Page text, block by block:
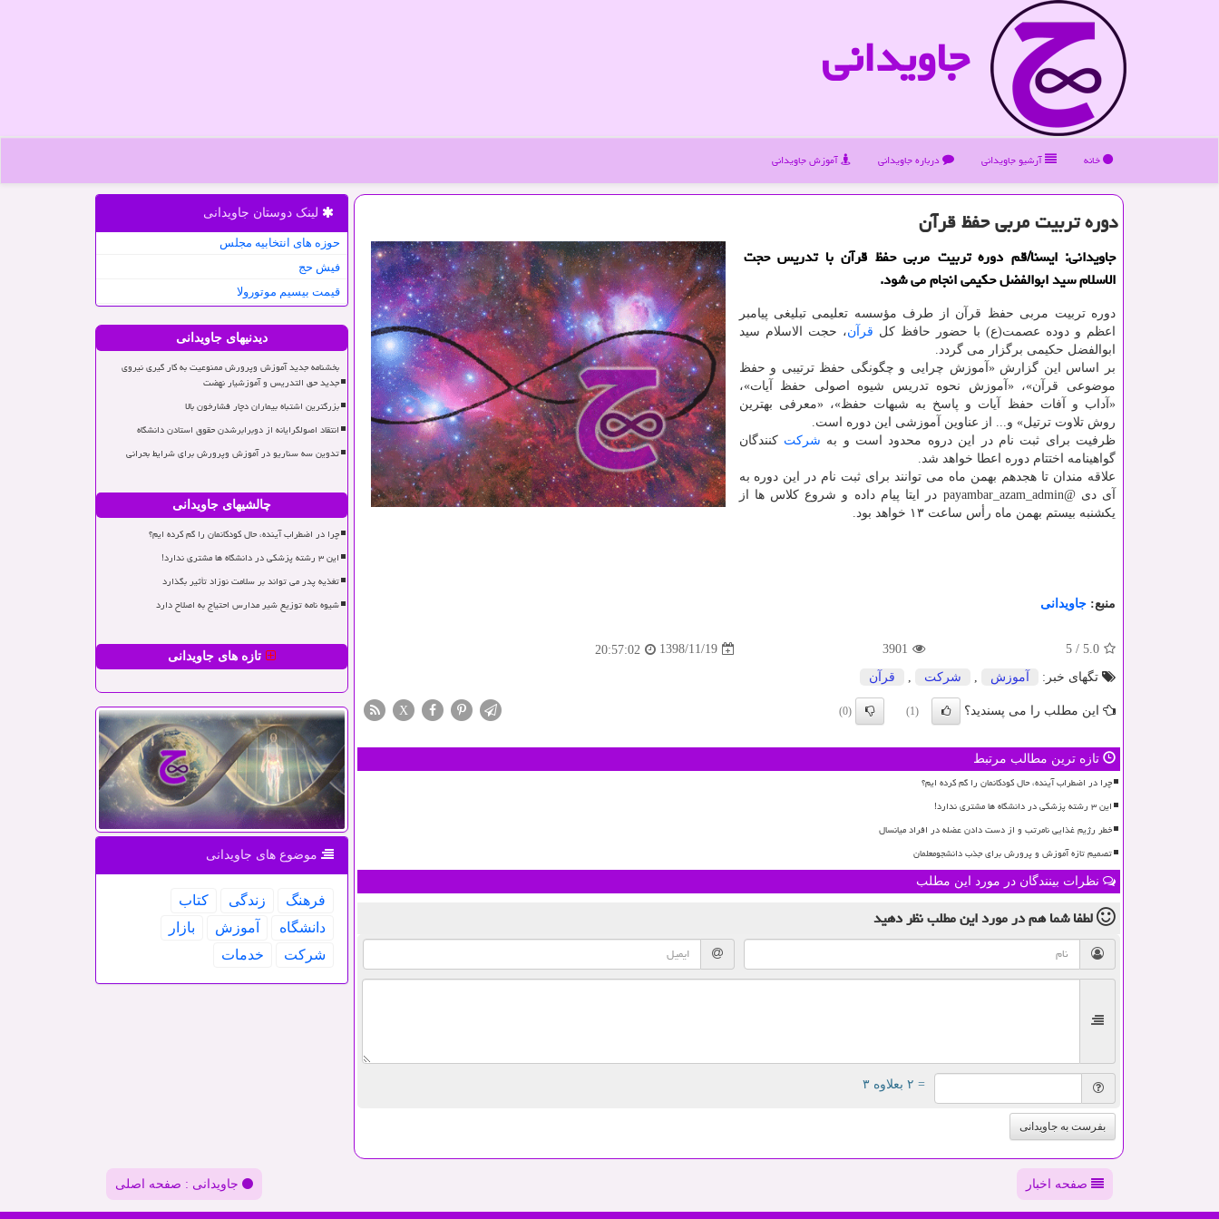
جاویدانی
خانه آرشیو جاویدانی درباره جاویدانی آموزش جاویدانی
دوره تربیت مربی حفظ قرآن
جاویدانی: ایسنا/قم دوره تربیت مربی حفظ قرآن با تدریس حجت
الاسلام سید ابوالفضل حكیمی انجام می شود.
دوره تربیت مربی حفظ قرآن از طرف مؤسسه تعلیمی تبلیغی پیامبر
اعظم و دوده عصمت(ع) با حضور حافظ كل قرآن، حجت الاسلام سید
ابوالفضل حكیمی برگزار می گردد.
بر اساس این گزارش «آموزش چرایی و چگونگی حفظ ترتیبی و حفظ
موضوعی قرآن»، «آموزش نحوه تدریس شیوه اصولی حفظ آیات»،
«آداب و آفات حفظ آیات و پاسخ به شبهات حفظ»، «معرفی بهترین
روش تلاوت ترتیل» و... از عناوین آموزشی این دوره است.
ظرفیت برای ثبت نام در این دروه محدود است و به شركت كنندگان
گواهینامه اختتام دوره اعطا خواهد شد.
علاقه مندان تا هجدهم بهمن ماه می توانند برای ثبت نام در این دوره به
آی دی @payambar_azam_admin در ایتا پیام داده و شروع كلاس ها از
یكشنبه بیستم بهمن ماه رأس ساعت ۱۳ خواهد بود.
منبع: جاویدانی
5.0
/
5
3901
1398/11/19
20:57:02
تگهای خبر:
آموزش شركت قرآن
این مطلب را می پسندید؟ (1)
(0)
X
تازه ترین مطالب مرتبط
چرا در اضطراب آینده، حال کودکانمان را گم کرده ایم؟
این ۳ رشته پزشکی در دانشگاه ها مشتری ندارد!
خطر رژیم غذایی نامرتب و از دست دادن عضله در افراد میانسال
تصمیم تازه آموزش و پرورش برای جذب دانشجومعلمان
نظرات بینندگان در مورد این مطلب
لطفا شما همدر مورد این مطلبنظر دهید
= ۲ بعلاوه ۳
بفرست به جاویدانی
لینک دوستان جاویدانی
حوزه های انتخابیه مجلس
فیش حج
قیمت بیسیم موتورولا
دیدنیهای جاویدانی
بخشنامه جدید آموزش وپرورش ممنوعیت به کار گیری نیروی
جدید حق التدریس و آموزشیار نهضت
بزرگترین اشتباه بیماران دچار فشارخون بالا
انتقاد اصولگرایانه از دوبرابرشدن حقوق استادن دانشگاه
تدوین سه سناریو در آموزش وپرورش برای شرایط بحرانی
چالشیهای جاویدانی
چرا در اضطراب آینده، حال کودکانمان را گم کرده ایم؟
این ۳ رشته پزشکی در دانشگاه ها مشتری ندارد!
تغذیه پدر می تواند بر سلامت نوزاد تأثیر بگذارد
شیوه نامه توزیع شیر مدارس احتیاج به اصلاح دارد
تازه های جاویدانی
موضوع های جاویدانی
فرهنگ زندگی
كتاب
دانشگاه
آموزش
بازار
شركت
خدمات
صفحه اخبار جاویدانی : صفحه اصلی